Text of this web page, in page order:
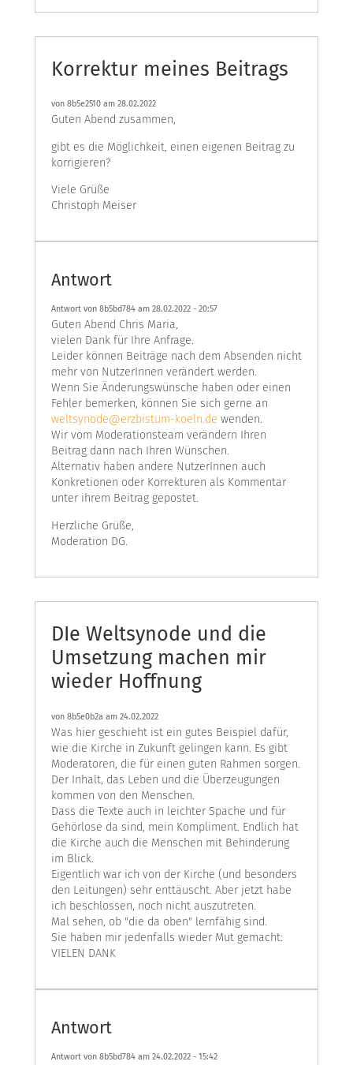
Korrektur meines Beitrags
von 8b5e2510 am 28.02.2022
Guten Abend zusammen,
gibt es die Möglichkeit, einen eigenen Beitrag zu
korrigieren?
Viele Grüße
Christoph Meiser
Antwort
Antwort von 8b5bd784 am 28.02.2022 - 20:57
Guten Abend Chris Maria,
vielen Dank für Ihre Anfrage.
Leider können Beiträge nach dem Absenden nicht
mehr von NutzerInnen verändert werden.
Wenn Sie Änderungswünsche haben oder einen
Fehler bemerken, können Sie sich gerne an
weltsynode@erzbistum-koeln.de wenden.
Wir vom Moderationsteam verändern Ihren
Beitrag dann nach Ihren Wünschen.
Alternativ haben andere NutzerInnen auch
Konkretionen oder Korrekturen als Kommentar
unter ihrem Beitrag gepostet.
Herzliche Grüße,
Moderation DG.
DIe Weltsynode und die
Umsetzung machen mir
wieder Hoffnung
von 8b5e0b2a am 24.02.2022
Was hier geschieht ist ein gutes Beispiel dafür,
wie die Kirche in Zukunft gelingen kann. Es gibt
Moderatoren, die für einen guten Rahmen sorgen.
Der Inhalt, das Leben und die Überzeugungen
kommen von den Menschen.
Dass die Texte auch in leichter Spache und für
Gehörlose da sind, mein Kompliment. Endlich hat
die Kirche auch die Menschen mit Behinderung
im Blick.
Eigentlich war ich von der Kirche (und besonders
den Leitungen) sehr enttäuscht. Aber jetzt habe
ich beschlossen, noch nicht auszutreten.
Mal sehen, ob "die da oben" lernfähig sind.
Sie haben mir jedenfalls wieder Mut gemacht:
VIELEN DANK
Antwort
Antwort von 8b5bd784 am 24.02.2022 - 15:42